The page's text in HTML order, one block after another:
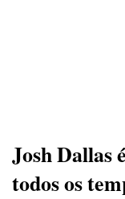
Josh Dallas
todos os